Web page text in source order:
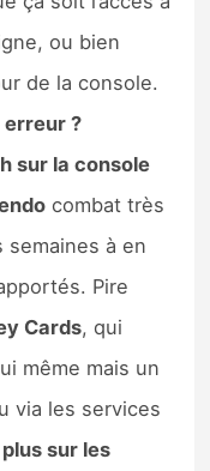
ou bien
de la console.
erreur ?
sur la console
combat très
à en
Pire
Cards, qui
même mais un
via les services
sur les